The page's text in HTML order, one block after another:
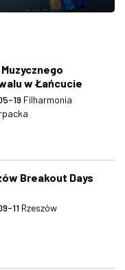
w Łańcucie
19 Filharmonia
Breakout Days
11 Rzeszów